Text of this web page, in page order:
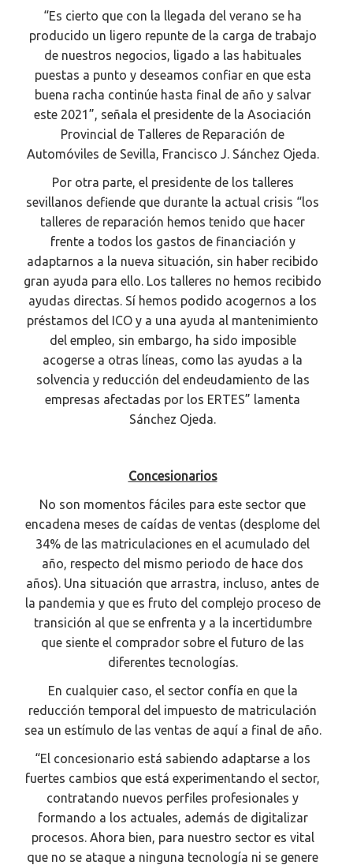
“Es cierto que con la llegada del verano se ha
producido un ligero repunte de la carga de trabajo
de nuestros negocios, ligado a las habituales
puestas a punto y deseamos confiar en que esta
buena racha continúe hasta final de año y salvar
este 2021”, señala el presidente de la Asociación
Provincial de Talleres de Reparación de
Automóviles de Sevilla, Francisco J. Sánchez Ojeda.
Por otra parte, el presidente de los talleres
sevillanos defiende que durante la actual crisis “los
talleres de reparación hemos tenido que hacer
frente a todos los gastos de financiación y
adaptarnos a la nueva situación, sin haber recibido
gran ayuda para ello. Los talleres no hemos recibido
ayudas directas. Sí hemos podido acogernos a los
préstamos del ICO y a una ayuda al mantenimiento
del empleo, sin embargo, ha sido imposible
acogerse a otras líneas, como las ayudas a la
solvencia y reducción del endeudamiento de las
empresas afectadas por los ERTES” lamenta
Sánchez Ojeda.
Concesionarios
No son momentos fáciles para este sector que
encadena meses de caídas de ventas (desplome del
34% de las matriculaciones en el acumulado del
año, respecto del mismo periodo de hace dos
años). Una situación que arrastra, incluso, antes de
la pandemia y que es fruto del complejo proceso de
transición al que se enfrenta y a la incertidumbre
que siente el comprador sobre el futuro de las
diferentes tecnologías.
En cualquier caso, el sector confía en que la
reducción temporal del impuesto de matriculación
sea un estímulo de las ventas de aquí a final de año.
“El concesionario está sabiendo adaptarse a los
fuertes cambios que está experimentando el sector,
contratando nuevos perfiles profesionales y
formando a los actuales, además de digitalizar
procesos. Ahora bien, para nuestro sector es vital
que no se ataque a ninguna tecnología ni se genere